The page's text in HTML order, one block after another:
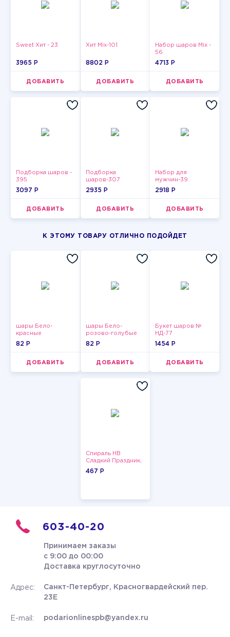
Sweet Хит - 23
3965 P
ДОБАВИТЬ
Хит Mix-101
8802 P
ДОБАВИТЬ
Набор шаров Mix -
56
4713 P
ДОБАВИТЬ
Подборка шаров -
395
3097 P
ДОБАВИТЬ
Подборка
шаров-307
2935 P
ДОБАВИТЬ
Набор для
мужчин-39
2918 P
ДОБАВИТЬ
К ЭТОМУ ТОВАРУ ОТЛИЧНО ПОДОЙДЕТ
шары Бело-
красные
пастельные
82 P
ДОБАВИТЬ
шары Бело-
розово-голубые
пастельные
82 P
ДОБАВИТЬ
Букет шаров №
НД-77
1454 P
ДОБАВИТЬ
Спираль HB
Сладкий Праздник,
12 шт.
467 P
603-40-20
Принимаем заказы
с 9:00 до 00:00
Доставка круглосуточно
Адрес:
Санкт-Петербург, Красногвардейский пер.
23Е
E-mail: podarionlinespb@yandex.ru